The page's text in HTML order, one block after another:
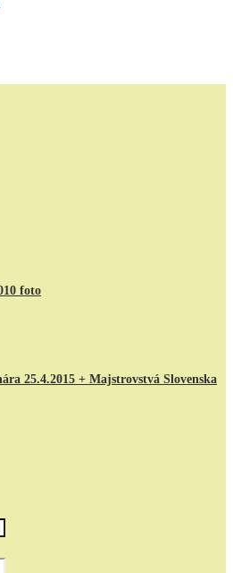
foto
25.4.2015 + Majstrovstvá Slovenska